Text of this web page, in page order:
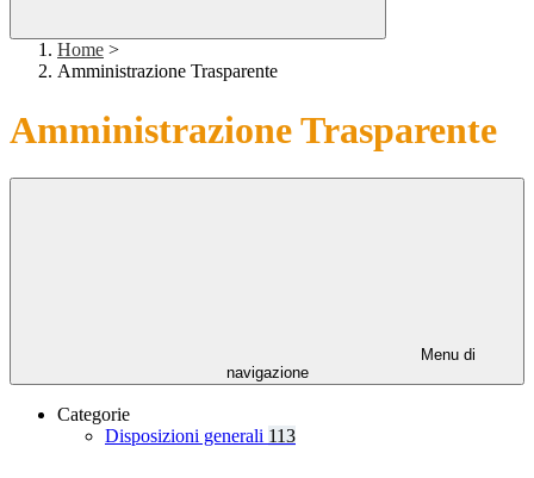
Home >
Amministrazione Trasparente
Amministrazione Trasparente
Menu di
navigazione
Categorie
Disposizioni generali 113